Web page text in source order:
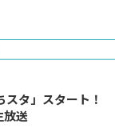
タ」スタート！
送